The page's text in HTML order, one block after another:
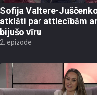
Sofija Valtere-Juščenko
atklāti par attiecībām ar
bijušo vīru
2. epizode